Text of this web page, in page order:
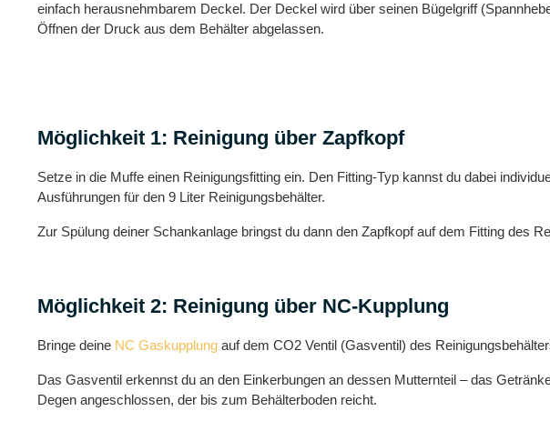
einfach herausnehmbarem Deckel. Der Deckel wird über seinen Bügelgriff
Öffnen der Druck aus dem Behälter abgelassen.
Möglichkeit 1: Reinigung über Zapfkopf
Setze in die Muffe einen Reinigungsfitting ein. Den Fitting-Typ kannst du dabei
Ausführungen für den 9 Liter Reinigungsbehälter.
Zur Spülung deiner Schankanlage bringst du dann den Zapfkopf auf dem Fitting des
Möglichkeit 2: Reinigung über NC-Kupplung
Bringe deine NC Gaskupplung auf dem CO2 Ventil (Gasventil) des
Das Gasventil erkennst du an den Einkerbungen an dessen Mutternteil – das
Degen angeschlossen, der bis zum Behälterboden reicht.